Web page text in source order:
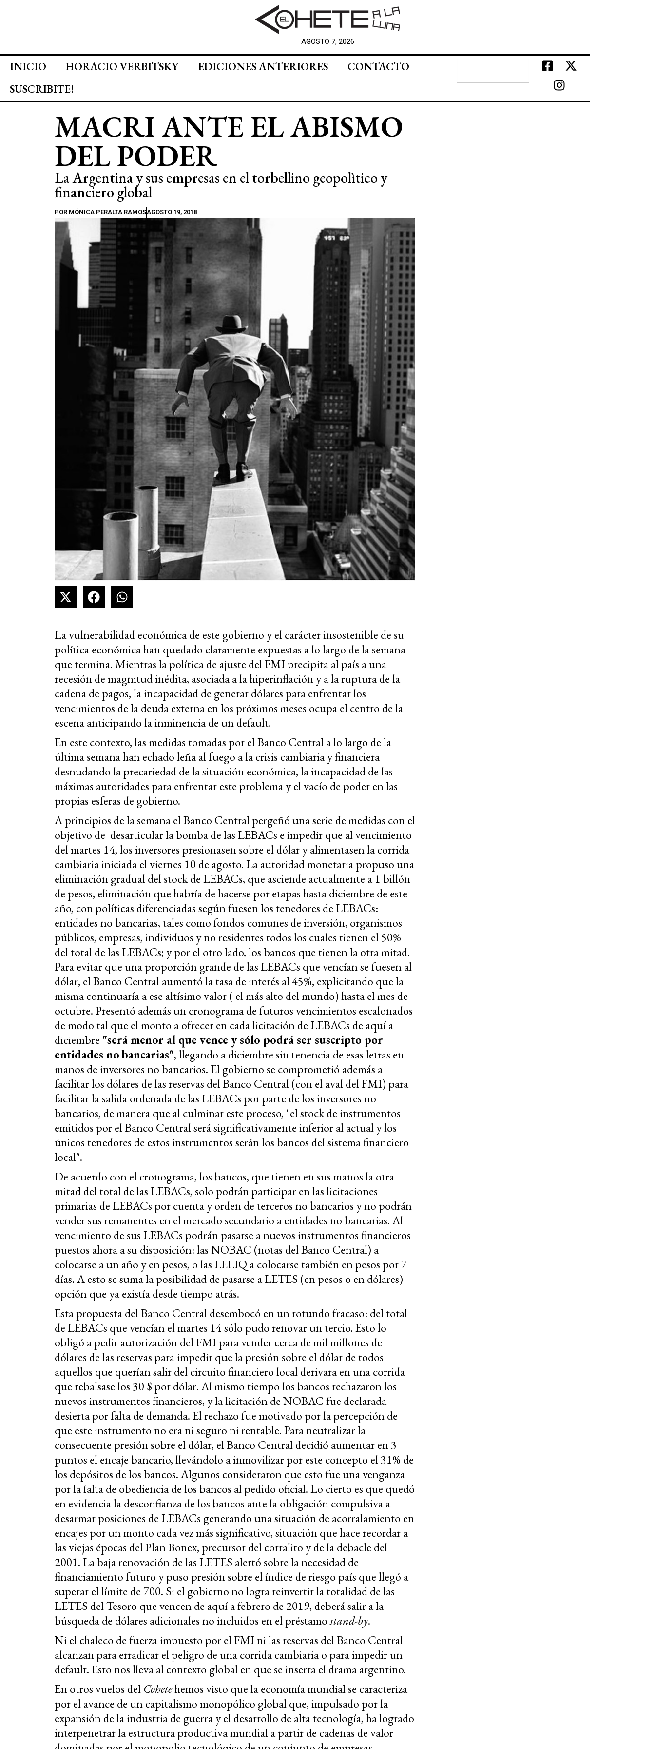
AGOSTO 7, 2026
INICIO HORACIO VERBITSKY EDICIONES ANTERIORES
CONTACTO
SUSCRIBITE!
MACRI ANTE EL ABISMO
DEL PODER
La Argentina y sus empresas en el torbellino geopolìtico y
financiero global
POR MÓNICA PERALTA RAMOSAGOSTO 19, 2018
La vulnerabilidad económica de este gobierno y el carácter insostenible de su
política económica han quedado claramente expuestas a lo largo de la semana
que termina. Mientras la política de ajuste del FMI precipita al país a una
recesión de magnitud inédita, asociada a la hiperinflación y a la ruptura de la
cadena de pagos, la incapacidad de generar dólares para enfrentar los
vencimientos de la deuda externa en los próximos meses ocupa el centro de la
escena anticipando la inminencia de un default.
En este contexto, las medidas tomadas por el Banco Central a lo largo de la
última semana han echado leña al fuego a la crisis cambiaria y financiera
desnudando la precariedad de la situación económica, la incapacidad de las
máximas autoridades para enfrentar este problema y el vacío de poder en las
propias esferas de gobierno.
A principios de la semana el Banco Central pergeñó una serie de medidas con el
objetivo de desarticular la bomba de las LEBACs e impedir que al vencimiento
del martes 14, los inversores presionasen sobre el dólar y alimentasen la corrida
cambiaria iniciada el viernes 10 de agosto. La autoridad monetaria propuso una
eliminación gradual del stock de LEBACs, que asciende actualmente a 1 billón
de pesos, eliminación que habría de hacerse por etapas hasta diciembre de este
año, con políticas diferenciadas según fuesen los tenedores de LEBACs:
entidades no bancarias, tales como fondos comunes de inversión, organismos
públicos, empresas, individuos y no residentes todos los cuales tienen el 50%
del total de las LEBACs; y por el otro lado, los bancos que tienen la otra mitad.
Para evitar que una proporción grande de las LEBACs que vencían se fuesen al
dólar, el Banco Central aumentó la tasa de interés al 45%, explicitando que la
misma continuaría a ese altísimo valor ( el más alto del mundo) hasta el mes de
octubre. Presentó además un cronograma de futuros vencimientos escalonados
de modo tal que el monto a ofrecer en cada licitación de LEBACs de aquí a
diciembre "será menor al que vence y sólo podrá ser suscripto por
entidades nobancarias", llegando a diciembre sin tenencia de esas letras en
manos de inversores no bancarios. El gobierno se comprometió además a
facilitar los dólares de las reservas del Banco Central (con el aval del FMI) para
facilitar la salida ordenada de las LEBACs por parte de los inversores no
bancarios, de manera que al culminar este proceso, "el stock de instrumentos
emitidos por el Banco Central será significativamente inferior al actual y los
únicos tenedores de estos instrumentos serán los bancos del sistema financiero
local".
De acuerdo con el cronograma, los bancos, que tienen en sus manos la otra
mitad del total de las LEBACs, solo podrán participar en las licitaciones
primarias de LEBACs por cuenta y orden de terceros no bancarios y no podrán
vender sus remanentes en el mercado secundario a entidades no bancarias. Al
vencimiento de sus LEBACs podrán pasarse a nuevos instrumentos financieros
puestos ahora a su disposición: las NOBAC (notas del Banco Central) a
colocarse a un año y en pesos, o las LELIQ a colocarse también en pesos por 7
días. A esto se suma la posibilidad de pasarse a LETES (en pesos o en dólares)
opción que ya existía desde tiempo atrás.
Esta propuesta del Banco Central desembocó en un rotundo fracaso: del total
de LEBACs que vencían el martes 14 sólo pudo renovar un tercio. Esto lo
obligó a pedir autorización del FMI para vender cerca de mil millones de
dólares de las reservas para impedir que la presión sobre el dólar de todos
aquellos que querían salir del circuito financiero local derivara en una corrida
que rebalsase los 30 $ por dólar. Al mismo tiempo los bancos rechazaron los
nuevos instrumentos financieros, y la licitación de NOBAC fue declarada
desierta por falta de demanda. El rechazo fue motivado por la percepción de
que este instrumento no era ni seguro ni rentable. Para neutralizar la
consecuente presión sobre el dólar, el Banco Central decidió aumentar en 3
puntos el encaje bancario, llevándolo a inmovilizar por este concepto el 31% de
los depósitos de los bancos. Algunos consideraron que esto fue una venganza
por la falta de obediencia de los bancos al pedido oficial. Lo cierto es que quedó
en evidencia la desconfianza de los bancos ante la obligación compulsiva a
desarmar posiciones de LEBACs generando una situación de acorralamiento en
encajes por un monto cada vez más significativo, situación que hace recordar a
las viejas épocas del Plan Bonex, precursor del corralito y de la debacle del
2001. La baja renovación de las LETES alertó sobre la necesidad de
financiamiento futuro y puso presión sobre el índice de riesgo país que llegó a
superar el límite de 700. Si el gobierno no logra reinvertir la totalidad de las
LETES del Tesoro que vencen de aquí a febrero de 2019, deberá salir a la
búsqueda de dólares adicionales no incluidos en el préstamostand-by.
Ni el chaleco de fuerza impuesto por el FMI ni las reservas del Banco Central
alcanzan para erradicar el peligro de una corrida cambiaria o para impedir un
default. Esto nos lleva al contexto global en que se inserta el drama argentino.
En otros vuelos del Cohetehemos visto que la economía mundial se caracteriza
por el avance de un capitalismo monopólico global que, impulsado por la
expansión de la industria de guerra y el desarrollo de alta tecnología, ha logrado
interpenetrar la estructura productiva mundial a partir de cadenas de valor